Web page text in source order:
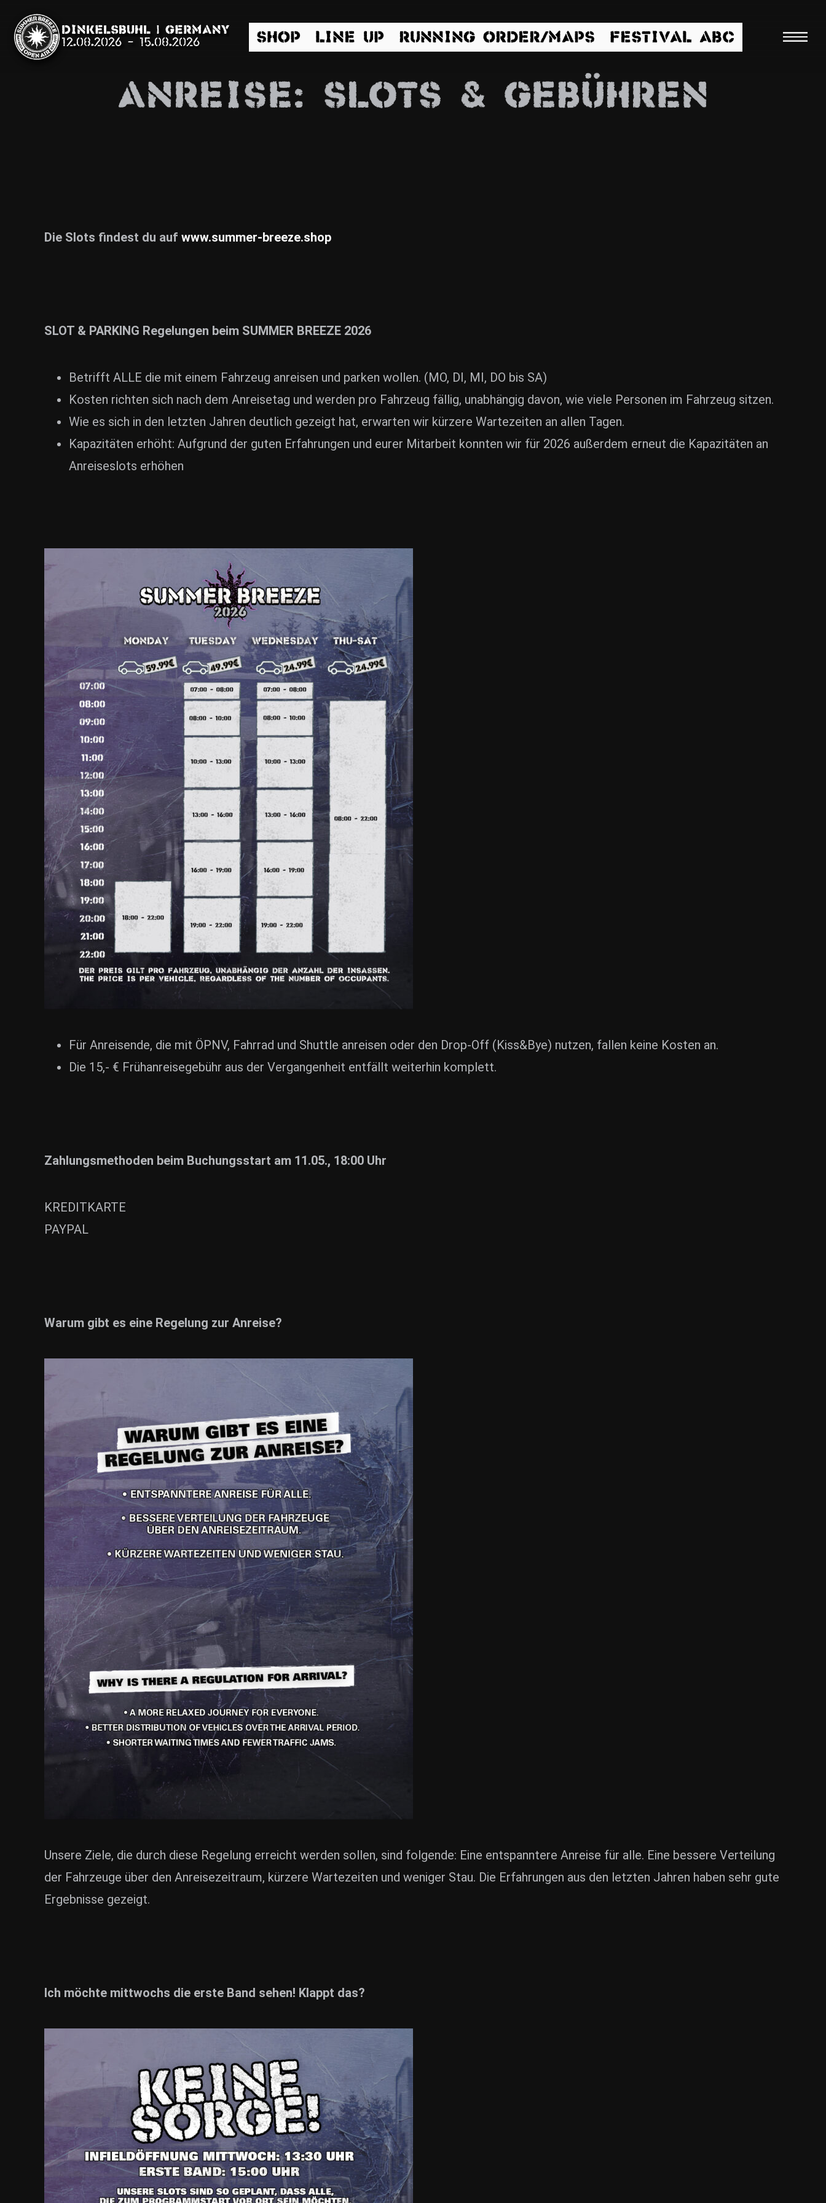
Dinkelsbühl | Germany
12.08.2026 - 15.08.2026 SHOP LINE UP RUNNING ORDER/MAPS FESTIVAL ABC
Info
Rückblicke
Galerien
ANREISE: SLOTS & GEBÜHREN
Die Slots findest du auf www.summer-breeze.shop
SLOT & PARKING Regelungen beim SUMMER BREEZE 2026
Betrifft ALLE die mit einem Fahrzeug anreisen und parken wollen. (MO, DI, MI, DO bis SA)
Kosten richten sich nach dem Anreisetag und werden pro Fahrzeug fällig, unabhängig davon, wie viele Personen im Fahrzeug sitzen.
Wie es sich in den letzten Jahren deutlich gezeigt hat, erwarten wir kürzere Wartezeiten an allen Tagen.
Kapazitäten erhöht: Aufgrund der guten Erfahrungen und eurer Mitarbeit konnten wir für 2026 außerdem erneut die Kapazitäten an
Anreiseslots erhöhen
Für Anreisende, die mit ÖPNV, Fahrrad und Shuttle anreisen oder den Drop-Off (Kiss&Bye) nutzen, fallen keine Kosten an.
Die 15,- € Frühanreisegebühr aus der Vergangenheit entfällt weiterhin komplett.
Zahlungsmethoden beim Buchungsstart am 11.05., 18:00 Uhr
KREDITKARTE
PAYPAL
Warum gibt es eine Regelung zur Anreise?
Unsere Ziele, die durch diese Regelung erreicht werden sollen, sind folgende: Eine entspanntere Anreise für alle. Eine bessere Verteilung
der Fahrzeuge über den Anreisezeitraum, kürzere Wartezeiten und weniger Stau. Die Erfahrungen aus den letzten Jahren haben sehr gute
Ergebnisse gezeigt.
Ich möchte mittwochs die erste Band sehen! Klappt das?